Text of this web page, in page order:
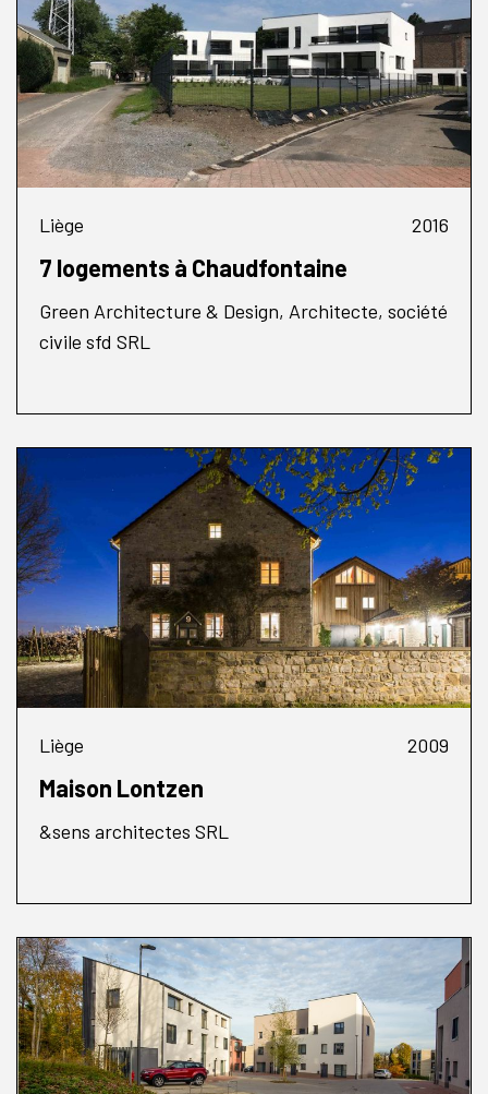
Liège 2016
7 logements à Chaudfontaine
Green Architecture & Design, Architecte, société
civile sfd SRL
Liège 2009
Maison Lontzen
&sens architectes SRL